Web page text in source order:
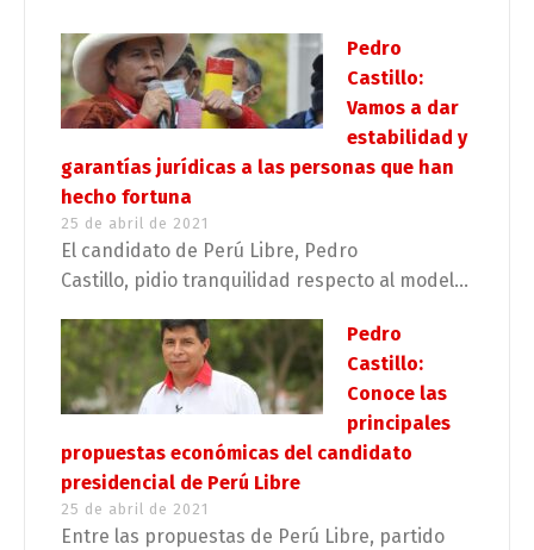
Pedro
Castillo:
Vamos a dar
estabilidad y
garantías jurídicas a las personas que han
hecho fortuna
25 de abril de 2021
El candidato de Perú Libre, Pedro
Castillo, pidio tranquilidad respecto al model...
Pedro
Castillo:
Conoce las
principales
propuestas económicas del candidato
presidencial de Perú Libre
25 de abril de 2021
Entre las propuestas de Perú Libre, partido